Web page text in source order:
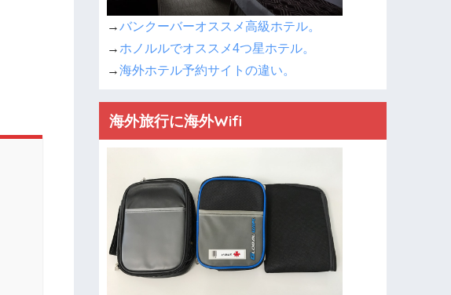
→バンクーバーオススメ高級ホテル。
→ ホノルルでオススメ4つ星ホテル。
→海外ホテル予約サイトの違い。
海外旅行に海外Wifi